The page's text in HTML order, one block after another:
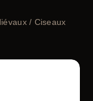
/ Ciseaux